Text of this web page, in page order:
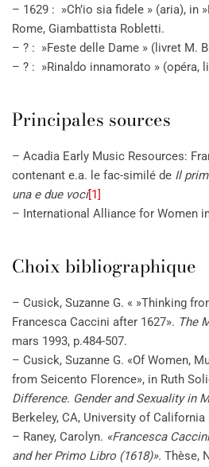
– 1629 : »Ch’io sia fidele » (aria), in
Rome, Giambattista Robletti.
– ? : »Feste delle Dame » (livret M.
– ? : »Rinaldo innamorato » (opéra,
Principales sources
– Acadia Early Music Resources:
contenant e.a. le fac-similé de Il
una e due voci[1]
– International Alliance for Women
Choix bibliographique
– Cusick, Suzanne G. « »Thinking
Francesca Caccini after 1627». The
mars 1993, p.484-507.
– Cusick, Suzanne G. «Of Women,
from Seicento Florence», in Ruth
Difference. Gender and Sexuality in
Berkeley, CA, University of California
– Raney, Carolyn. «Francesca
and her Primo Libro (1618)». Thèse,